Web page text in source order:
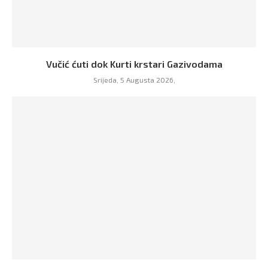
Vučić ćuti dok Kurti krstari Gazivodama
Srijeda, 5 Augusta 2026,